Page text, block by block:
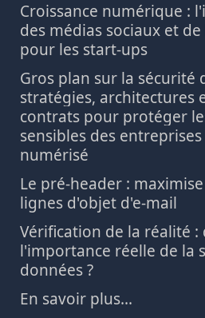
Croissance numérique :
des médias sociaux et
pour les start-ups
Gros plan sur la sécurité
stratégies, architectures
contrats pour protéger
sensibles des
numérisé
Le pré-header :
lignes d'objet d'e-mail
Vérification de la réalité :
l'importance réelle de la
données ?
En savoir plus...